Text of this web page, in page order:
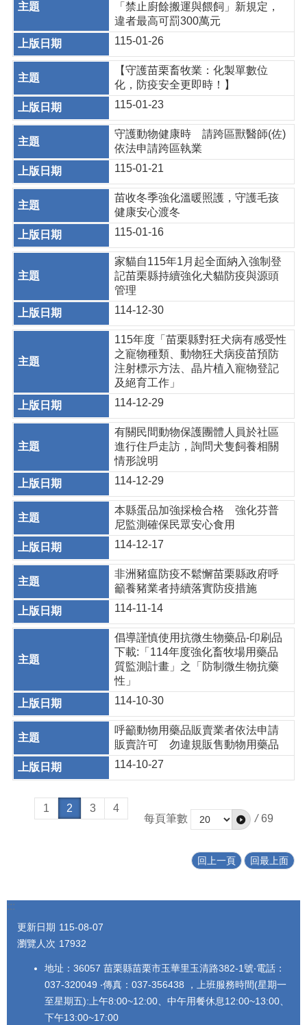
「禁止廚餘搬運與餵飼」新規定，
違者最高可罰300萬元
115-01-26
【守護苗栗畜牧業：化製單數位
化，防疫安全更即時！】
115-01-23
守護動物健康時 請跨區獸醫師(佐)
依法申請跨區執業
115-01-21
苗收冬季強化溫暖照護，守護毛孩
健康安心渡冬
115-01-16
家貓自115年1月起全面納入強制登
記苗栗縣持續強化犬貓防疫與源頭
管理
114-12-30
115年度「苗栗縣對狂犬病有感受性
之寵物種類、動物狂犬病疫苗預防
注射標示方法、晶片植入寵物登記
及絕育工作」
114-12-29
有關民間動物保護團體人員於社區
進行住戶走訪，詢問犬隻飼養相關
情形說明
114-12-29
本縣蛋品加強採檢合格 強化芬普
尼監測確保民眾安心食用
114-12-17
非洲豬瘟防疫不鬆懈苗栗縣政府呼
籲養豬業者持續落實防疫措施
114-11-14
倡導謹慎使用抗微生物藥品-印刷品
下載:「114年度強化畜牧場用藥品
質監測計畫」之「防制微生物抗藥
性」
114-10-30
呼籲動物用藥品販賣業者依法申請
販賣許可 勿違規販售動物用藥品
114-10-27
1 2 3
4
每頁筆數
/ 69
回上一頁 回最上面
:::
更新日期 115-08-07
瀏覽人次 17932
地址：36057 苗栗縣苗栗市玉華里玉清路382-1號‧電話：
037-320049 ‧傳真：037-356438 ，上班服務時間(星期一
至星期五):上午8:00~12:00、中午用餐休息12:00~13:00、
下午13:00~17:00